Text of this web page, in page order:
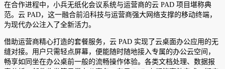
在合作进程中，小兵无纸化会议系统与运营商的云 PAD 项目堪称典
范。云 PAD，这一融合前沿科技与运营商强大网络支撑的移动终端，
为现代办公注入了全新活力。
借助运营商精心打造的套餐服务，云 PAD 实现了云桌面办公应用的无
缝对接。用户只需轻点屏幕，便能随时随地接入专属的办公云空间，
畅享如同坐在办公桌前一般的流畅操作体验。各类文档处理、数据报